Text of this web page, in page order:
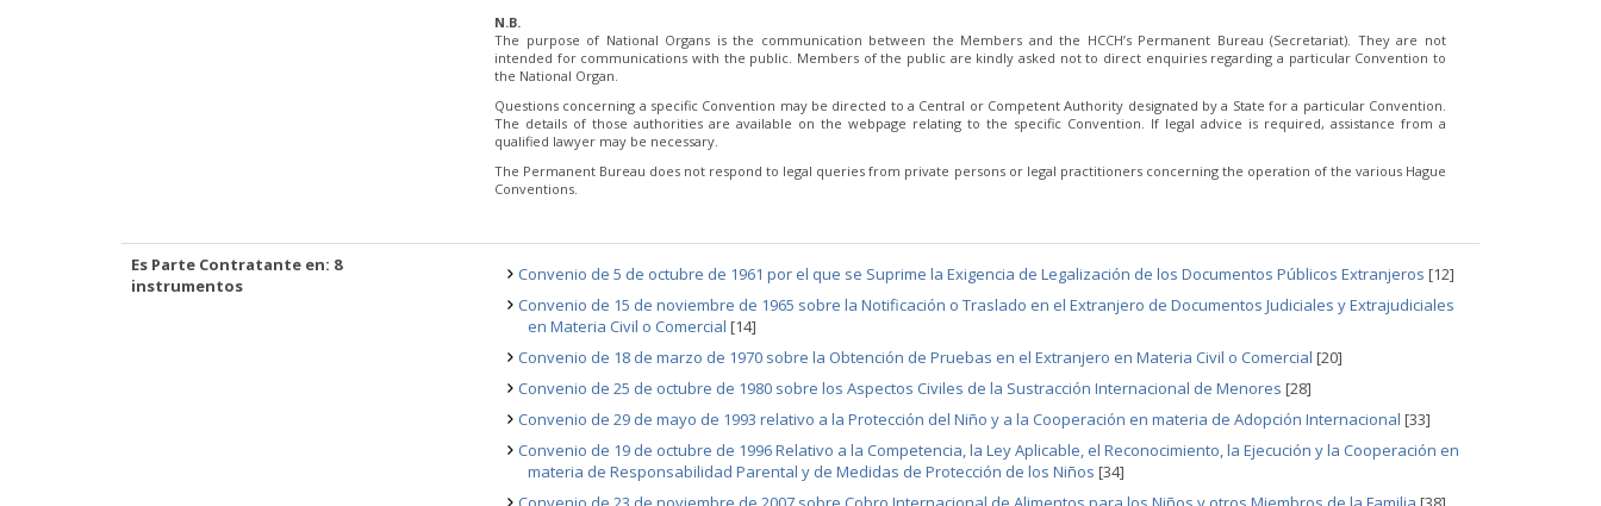
N.B.
The purpose of National Organs is the communication between the Members and the HCCH’s Permanent Bureau (Secretariat). They are not
intended for communications with the public. Members of the public are kindly asked not to direct enquiries regarding a particular Convention to
the National Organ.
Questions concerning a specific Convention may be directed to a Central or Competent Authority designated by a State for a particular Convention.
The details of those authorities are available on the webpage relating to the specific Convention. If legal advice is required, assistance from a
qualified lawyer may be necessary.
The Permanent Bureau does not respond to legal queries from private persons or legal practitioners concerning the operation of the various Hague
Conventions.
Es Parte Contratante en: 8
instrumentos
Convenio de 5 de octubre de 1961 por el que se Suprime la Exigencia de Legalización de los Documentos Públicos Extranjeros [12]
Convenio de 15 de noviembre de 1965 sobre la Notificación o Traslado en el Extranjero de Documentos Judiciales y Extrajudiciales
en Materia Civil o Comercial [14]
Convenio de 18 de marzo de 1970 sobre la Obtención de Pruebas en el Extranjero en Materia Civil o Comercial [20]
Convenio de 25 de octubre de 1980 sobre los Aspectos Civiles de la Sustracción Internacional de Menores [28]
Convenio de 29 de mayo de 1993 relativo a la Protección del Niño y a la Cooperación en materia de Adopción Internacional [33]
Convenio de 19 de octubre de 1996 Relativo a la Competencia, la Ley Aplicable, el Reconocimiento, la Ejecución y la Cooperación en
materia de Responsabilidad Parental y de Medidas de Protección de los Niños [34]